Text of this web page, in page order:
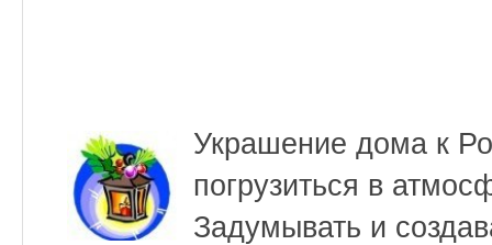
Украшение дома к
погрузиться в
Задумывать и